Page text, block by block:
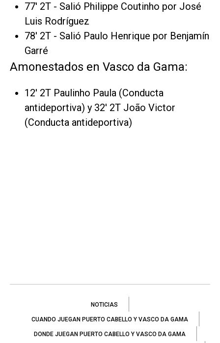
77' 2T - Salió Philippe Coutinho por José
Luis Rodríguez
78' 2T - Salió Paulo Henrique por Benjamín
Garré
Amonestados en Vasco da Gama:
12' 2T Paulinho Paula (Conducta
antideportiva) y 32' 2T João Victor
(Conducta antideportiva)
NOTICIAS
CUANDO JUEGAN PUERTO CABELLO Y VASCO DA GAMA
DONDE JUEGAN PUERTO CABELLO Y VASCO DA GAMA